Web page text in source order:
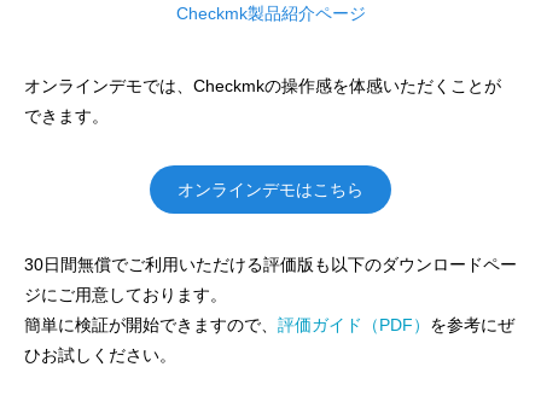
Checkmk製品紹介ページ
オンラインデモでは、Checkmkの操作感を体感いただくことが
できます。
オンラインデモはこちら
30日間無償でご利用いただける評価版も以下のダウンロードペー
ジにご用意しております。
簡単に検証が開始できますので、 評価ガイド（PDF） を参考にぜ
ひお試しください。